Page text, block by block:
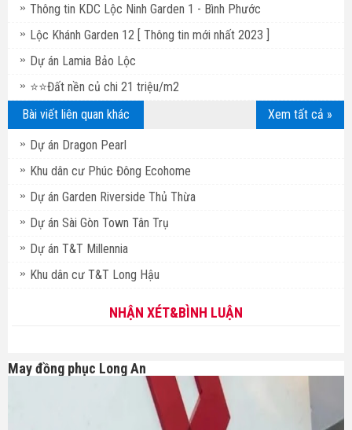
Thông tin KDC Lộc Ninh Garden 1 - Bình Phước
Lộc Khánh Garden 12 [ Thông tin mới nhất 2023 ]
Dự án Lamia Bảo Lộc
⭐⭐Đất nền củ chi 21 triệu/m2
Xem tất cả »
Bài viết liên quan khác
Dự án Dragon Pearl
Khu dân cư Phúc Đông Ecohome
Dự án Garden Riverside Thủ Thừa
Dự án Sài Gòn Town Tân Trụ
Dự án T&T Millennia
Khu dân cư T&T Long Hậu
NHẬN XÉT&BÌNH LUẬN
May đồng phục Long An